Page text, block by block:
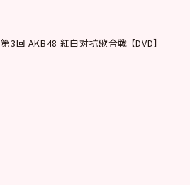
第3回 AKB48 紅白対抗歌合戦 【DVD】